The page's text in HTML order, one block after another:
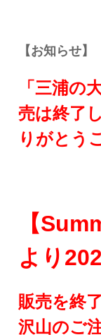
【お知らせ】
「三浦の
売は終了
りがとう
【
より
販売を終
沢山のご